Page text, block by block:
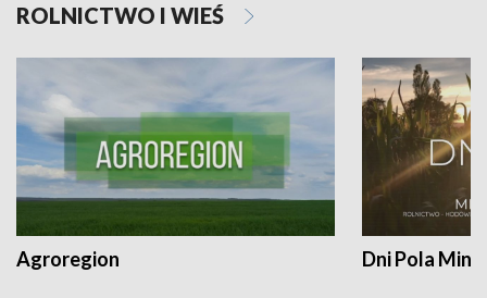
ROLNICTWO I WIEŚ
Agroregion Dni Pola